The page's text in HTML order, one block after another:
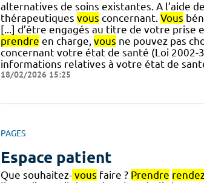
alternatives de soins existantes. A l’aide
thérapeutiques vous concernant. Vous
[...] d’être engagés au titre de votre prise
prendre en charge, vous ne pouvez pas
concernant votre état de santé (Loi 2002-
informations relatives à votre état de
18/02/2026 15:25
PAGES
Espace patient
Que souhaitez- vous faire ? Prendre